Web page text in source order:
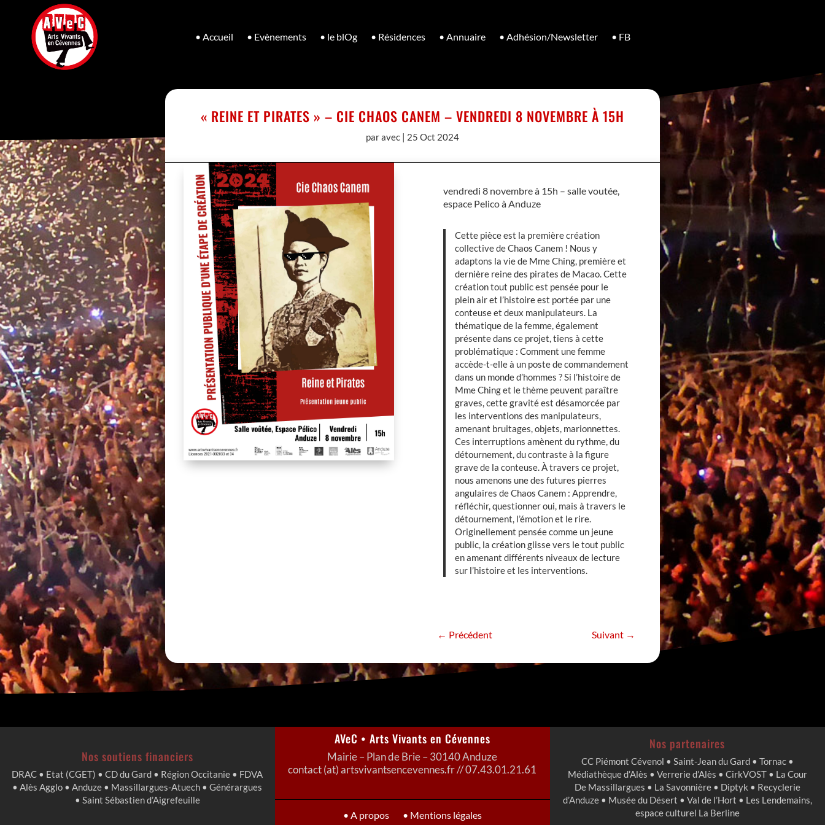
• Accueil • Evènements • le blOg • Résidences • Annuaire • Adhésion/Newsletter • FB
« REINE ET PIRATES » – CIE CHAOS CANEM – VENDREDI 8 NOVEMBRE À 15H
paravec| 25 Oct 2024
vendredi 8 novembre à 15h – salle voutée,
espace Pelico à Anduze
Cette pièce est la première création
collective de Chaos Canem ! Nous y
adaptons la vie de Mme Ching, première et
dernière reine des pirates de Macao. Cette
création tout public est pensée pour le
plein air et l’histoire est portée par une
conteuse et deux manipulateurs. La
thématique de la femme, également
présente dans ce projet, tiens à cette
problématique : Comment une femme
accède-t-elle à un poste de commandement
dans un monde d’hommes ? Si l’histoire de
Mme Ching et le thème peuvent paraître
graves, cette gravité est désamorcée par
les interventions des manipulateurs,
amenant bruitages, objets, marionnettes.
Ces interruptions amènent du rythme, du
détournement, du contraste à la figure
grave de la conteuse. À travers ce projet,
nous amenons une des futures pierres
angulaires de Chaos Canem : Apprendre,
réfléchir, questionner oui, mais à travers le
détournement, l’émotion et le rire.
Originellement pensée comme un jeune
public, la création glisse vers le tout public
en amenant différents niveaux de lecture
sur l’histoire et les interventions.
← Précédent Suivant →
Nos soutiens financiers
DRAC • Etat (CGET) • CD du Gard • Région Occitanie • FDVA
• Alès Agglo • Anduze • Massillargues-Atuech • Générargues
• Saint Sébastien d’Aigrefeuille
AVeC • Arts Vivants en Cévennes
Mairie – Plan de Brie – 30140 Anduze
contact (at) artsvivantsencevennes.fr // 07.43.01.21.61
• A propos • Mentions légales
Nos partenaires
CC Piémont Cévenol • Saint-Jean du Gard • Tornac •
Médiathèque d’Alès • Verrerie d’Alès • CirkVOST • La Cour
De Massillargues • La Savonnière • Diptyk • Recyclerie
d’Anduze • Musée du Désert • Val de l’Hort • Les Lendemains,
espace culturel La Berline